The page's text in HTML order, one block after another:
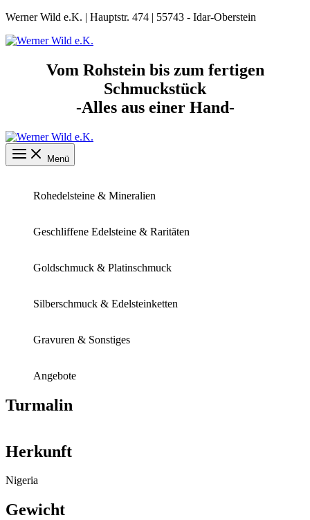
Zum
springen
Werner Wild e.K. | Hauptstr. 474 | 55743 - Idar-Oberstein
Vom Rohstein bis zum fertigen
Schmuckstück
-Alles aus einer Hand-
Menü
Rohedelsteine & Mineralien
Geschliffene Edelsteine & Raritäten
Goldschmuck & Platinschmuck
Silberschmuck & Edelsteinketten
Gravuren & Sonstiges
Angebote
Turmalin
Herkunft
Nigeria
Gewicht